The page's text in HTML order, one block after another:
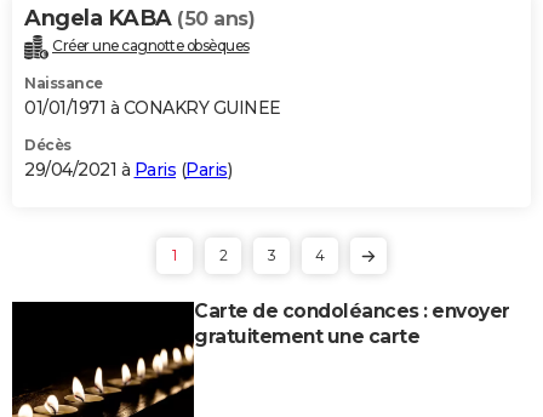
Angela KABA (50 ans)
Créer une cagnotte obsèques
Naissance
01/01/1971 à CONAKRY GUINEE
Décès
29/04/2021 à Paris (Paris)
1 2 3 4
Carte de condoléances : envoyer
gratuitement une carte